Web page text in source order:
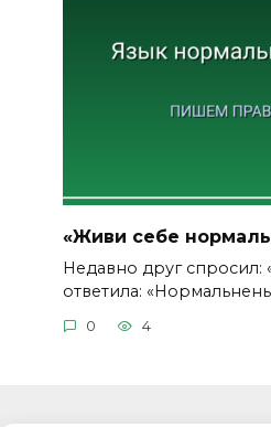
«Живи себе
Недавно друг спросил:
ответила:
0 4